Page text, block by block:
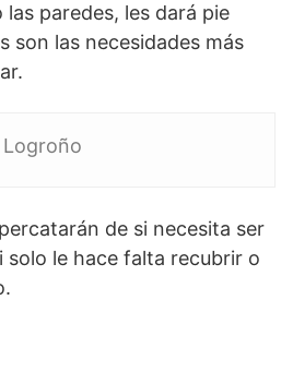
paredes, les dará pie
son las necesidades más
de si necesita ser
solo le hace falta recubrir o